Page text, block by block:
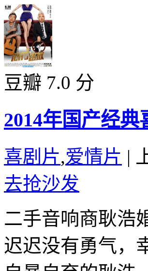
豆瓣 7.0 分
2014年国产经
喜剧片,爱情片 |
去抢沙发
二手音响商耿浩
迟迟没有勇气，